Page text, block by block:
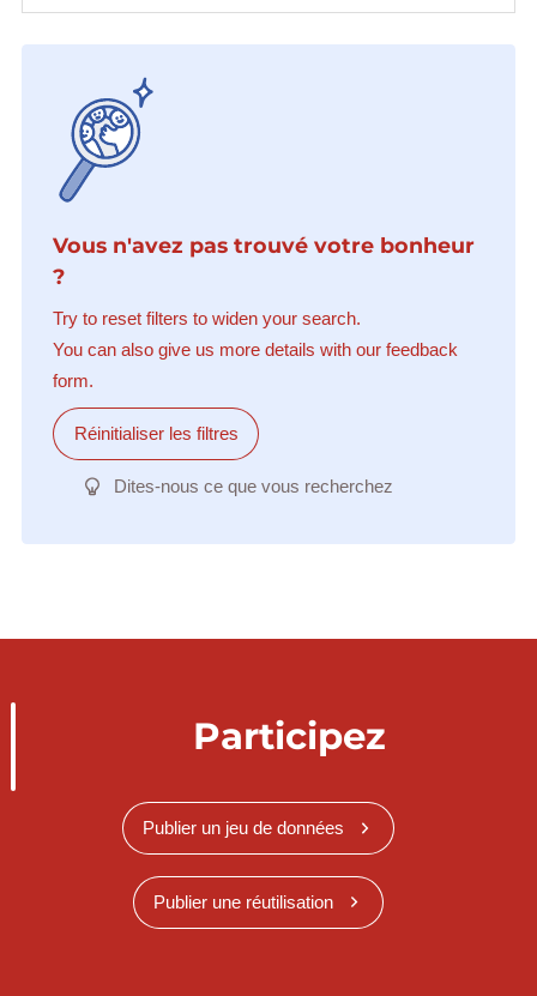
Vous n'avez pas trouvé votre bonheur
?
Try to reset filters to widen your search.
You can also give us more details with our feedback
form.
Réinitialiser les filtres
Dites-nous ce que vous recherchez
Participez
Publier un jeu de données
Publier une réutilisation